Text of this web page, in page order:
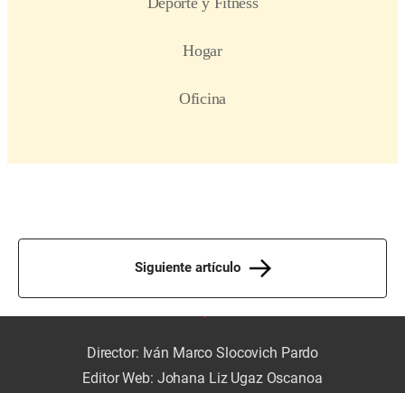
Siguiente artículo
Director: Iván Marco Slocovich Pardo
Editor Web: Johana Liz Ugaz Oscanoa